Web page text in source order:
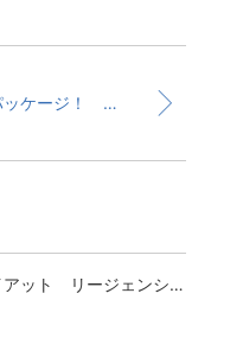
ハワイパッケージ！ 第４弾！ $574～！ しかも１２歳以下の子供は無料
ホリデイ ギフト スペシャル － ハイアット リージェンシー マウイ リゾート ＆ スパ